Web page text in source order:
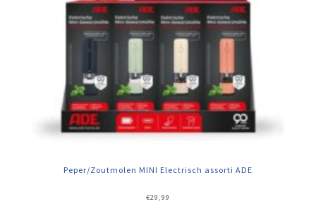
Peper/Zoutmolen MINI Electrisch assorti ADE
€29,99